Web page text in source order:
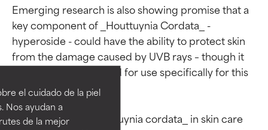
el cuidado de la piel
Nos ayudan a
de la mejor
Emerging research is also showing promise that a
key component of _Houttuynia Cordata_ -
hyperoside - could have the ability to protect skin
from the damage caused by UVB rays – though it
has not been approved for use specifically for this
purpose.
Usage levels of _Houttuynia cordata_ in skin care
Calificaciones de
ingredientes
EXCELENTE
Ingrediente sobresaliente con
Calificaciones de
ingredientes
EXCELENTE
Ingrediente sobresaliente con